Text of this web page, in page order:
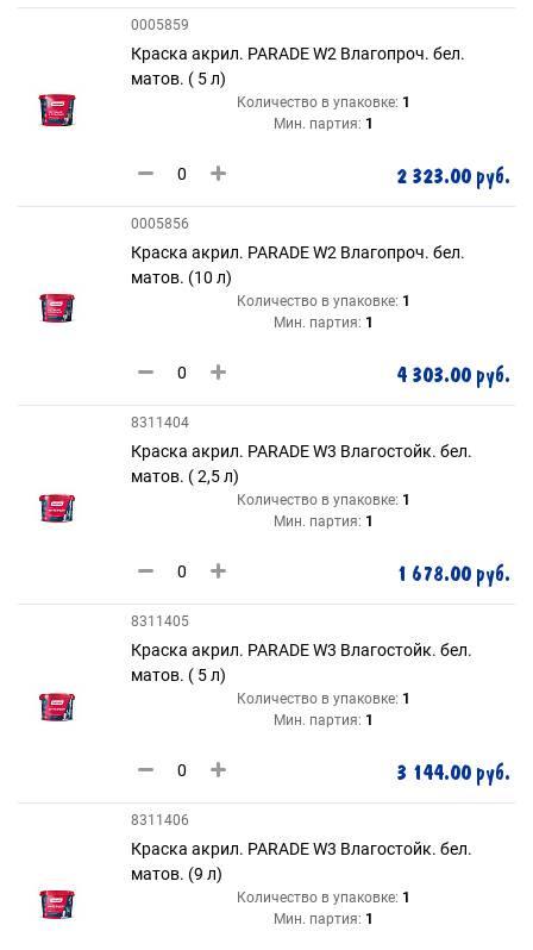
0005859
Краска акрил. PARADE W2 Влагопроч. бел.
матов. ( 5 л)
Количество в упаковке: 1
Мин. партия: 1
2 323.00 руб.
0005856
Краска акрил. PARADE W2 Влагопроч. бел.
матов. (10 л)
Количество в упаковке: 1
Мин. партия: 1
4 303.00 руб.
8311404
Краска акрил. PARADE W3 Влагостойк. бел.
матов. ( 2,5 л)
Количество в упаковке: 1
Мин. партия: 1
1 678.00 руб.
8311405
Краска акрил. PARADE W3 Влагостойк. бел.
матов. ( 5 л)
Количество в упаковке: 1
Мин. партия: 1
3 144.00 руб.
8311406
Краска акрил. PARADE W3 Влагостойк. бел.
матов. (9 л)
Количество в упаковке: 1
Мин. партия: 1